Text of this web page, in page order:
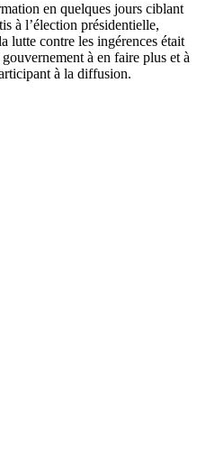
en quelques jours ciblant
à l’élection présidentielle,
lutte contre les ingérences était
à en faire plus et à
à la diffusion.